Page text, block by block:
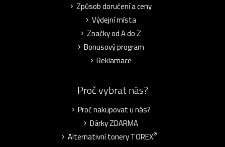
Způsob doručení a ceny
Výdejní místa
Značky od A do Z
Bonusový program
Reklamace
Proč vybrat nás?
Proč nakupovat u nás?
Dárky ZDARMA
Alternativní tonery TOREX®